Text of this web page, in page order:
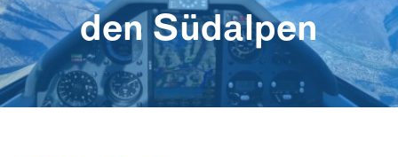
den Südalpen